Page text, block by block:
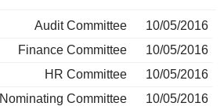
Audit Committee
10/05/2016
Finance Committee
10/05/2016
HR Committee
10/05/2016
Nominating Committee
10/05/2016